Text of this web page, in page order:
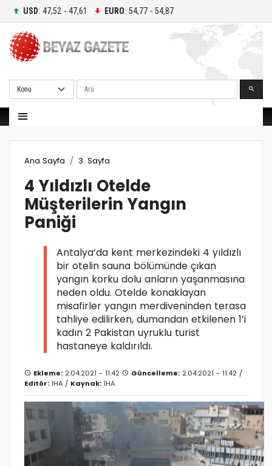
USD: 47,52 - 47,61 EURO: 54,77 - 54,87
Ara
Ana Sayfa 3. Sayfa
4 Yıldızlı Otelde
Müşterilerin Yangın
Paniği
Antalya’da kent merkezindeki 4 yıldızlı
bir otelin sauna bölümünde çıkan
yangın korku dolu anların yaşanmasına
neden oldu. Otelde konaklayan
misafirler yangın merdiveninden terasa
tahliye edilirken, dumandan etkilenen 1’i
kadın 2 Pakistan uyruklu turist
hastaneye kaldırıldı.
Ekleme: 2.04.2021 - 11:42 Güncelleme: 2.04.2021 - 11:42 /
Editör: IHA / Kaynak: İHA